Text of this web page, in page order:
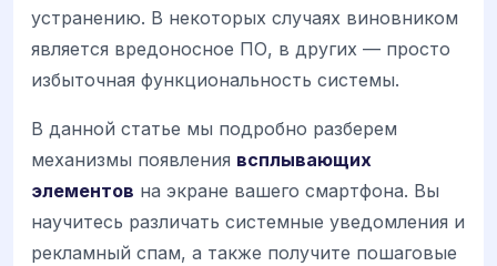
устранению. В некоторых случаях виновником
является вредоносное ПО, в других — просто
избыточная функциональность системы.
В данной статье мы подробно разберем
механизмы появления всплывающих
элементов на экране вашего смартфона. Вы
научитесь различать системные уведомления и
рекламный спам, а также получите пошаговые